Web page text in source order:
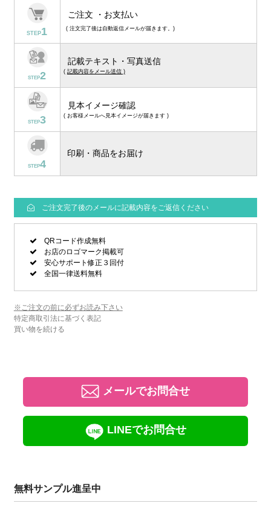
STEP1
ご注文 ・お支払い
( 注文完了後は自動返信メールが届きます。)
STEP2
記載テキスト・写真送信
( 記載内容をメール送信 )
STEP3
見本イメージ確認
( お客様メールへ見本イメージが届きます )
STEP4
印刷・商品をお届け
ご注文完了後のメールに記載内容をご返信ください
QRコード作成無料
お店のロゴマーク掲載可
安心サポート修正３回付
全国一律送料無料
※ご注文の前に必ずお読み下さい
特定商取引法に基づく表記
買い物を続ける
メールでお問合せ
LINEでお問合せ
無料サンプル進呈中